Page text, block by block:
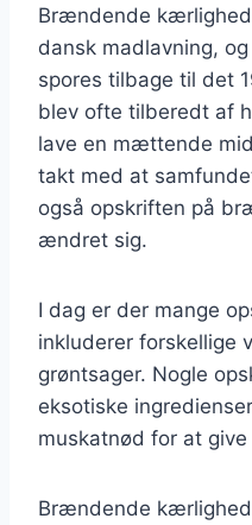
Brændende
dansk madlavning,
spores tilbage til det
blev ofte tilberedt af
lave en mættende
takt med at
også opskriften på
ændret sig.
I dag er der mange
inkluderer forskellige
grøntsager. Nogle
eksotiske
muskatnød for at
Brændende